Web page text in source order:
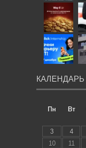
КАЛЕНДАРЬ
Пн
Вт
3
4
10
11